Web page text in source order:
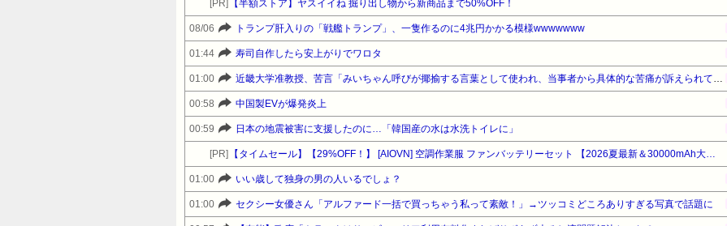
[PR] 【半額ストア】ヤスイイね 掘り出し物から新商品まで50%OFF！
08/06 トランプ肝入りの「戦艦トランプ」、一隻作るのに4兆円かかる模様wwwwwww
01:44 寿司自作したら安上がりでワロタ
01:00 近畿大学准教授、苦言「みいちゃん呼びが揶揄する言葉として使われ、当事者から具体的な苦痛が訴えられている。文化芸術は人を傷つけてもよい。ただし、傷つけ方がある」
00:58 中国製EVが爆発炎上
00:59 日本の地震被害に支援したのに…「韓国産の水は水洗トイレに」
[PR] 【タイムセール】【29%OFF！】 [AIOVN] 空調作業服 ファンバッテリーセット 【2026夏最新＆30000mAh大容量＆最新超高出力28V】ファン付き作業服対応 4段階風量調節 暴風 超長時間稼働 空調作業服用 ファン付きベスト用 バッテリーセット 日本製ブラシレスモーター 90mm服穴径対応 猛暑対策 PSE認証済み【作業ジャケット・コート】
01:00 いい歳して独身の男の人いるでしょ？
01:00 セクシー女優さん「アルファード一括で買っちゃう私って素敵！」→ツッコミどころありすぎる写真で話題に